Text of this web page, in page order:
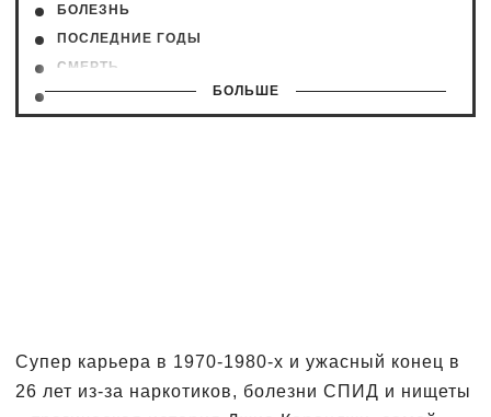
БОЛЕЗНЬ
ПОСЛЕДНИЕ ГОДЫ
СМЕРТЬ
ФИЛЬМ О ЖИЗНИ
БОЛЬШЕ
Супер карьера в 1970-1980-х и ужасный конец в
26 лет из-за наркотиков, болезни СПИД и нищеты